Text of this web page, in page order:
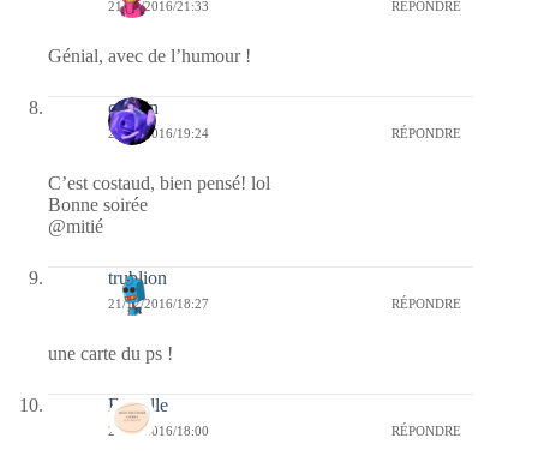
21/12/2016/21:33 RÉPONDRE
Génial, avec de l’humour !
cauvin
21/12/2016/19:24 RÉPONDRE
C’est costaud, bien pensé! lol
Bonne soirée
@mitié
trublion
21/12/2016/18:27 RÉPONDRE
une carte du ps !
Esthelle
21/12/2016/18:00 RÉPONDRE